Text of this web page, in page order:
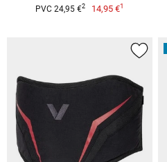
PVC 24,95 €2 14,95 €1